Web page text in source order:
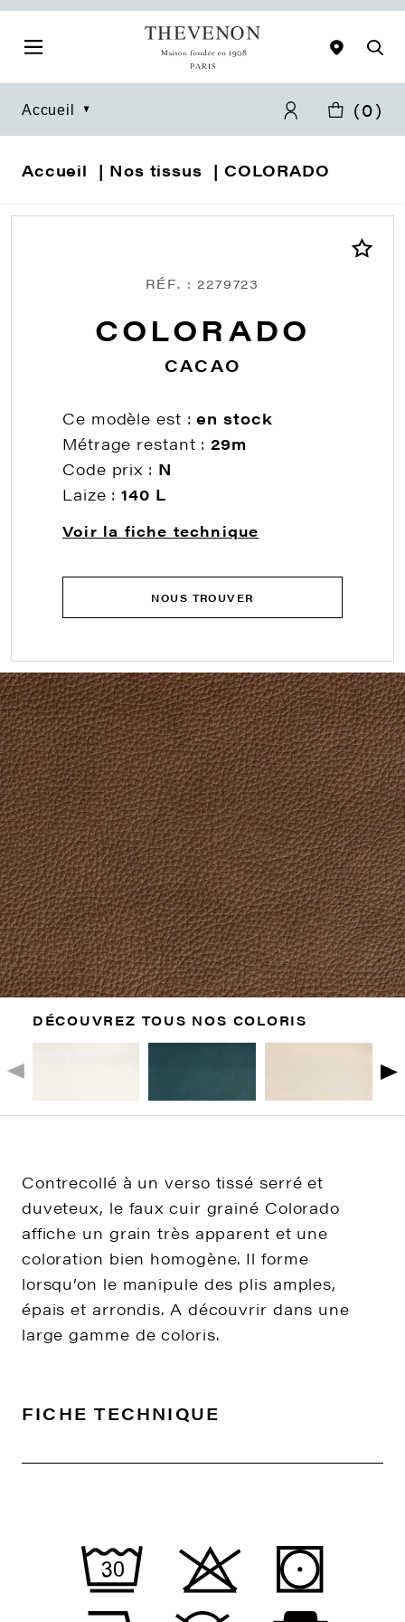
Accueil (0)
Accueil Nos tissus COLORADO
RÉF. : 2279723
COLORADO
CACAO
Ce modèle est :en stock
Métrage restant :29m
Code prix : N
Laize :140 L
Voir la fiche technique
NOUS TROUVER
DÉCOUVREZ TOUS NOS COLORIS
Contrecollé à un verso tissé serré et
duveteux, le faux cuir grainé Colorado
affiche un grain très apparent et une
coloration bien homogène. Il forme
lorsqu’on le manipule des plis amples,
épais et arrondis. A découvrir dans une
large gamme de coloris.
FICHE TECHNIQUE